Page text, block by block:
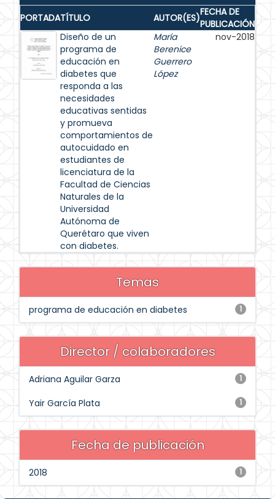
PORTADATÍTULO AUTOR(ES)FECHA DE
PUBLICACIÓN
Diseño de un
programa de
educación en
diabetes que
responda a las
necesidades
educativas sentidas
y promueva
comportamientos de
autocuidado en
estudiantes de
licenciatura de la
Facultad de Ciencias
Naturales de la
Universidad
Autónoma de
Querétaro que viven
con diabetes.
María
Berenice
Guerrero
López
nov-2018
Temas
1
programa de educación en diabetes
Director / colaboradores
1
Adriana Aguilar Garza
1
Yair García Plata
Fecha de publicación
1
2018